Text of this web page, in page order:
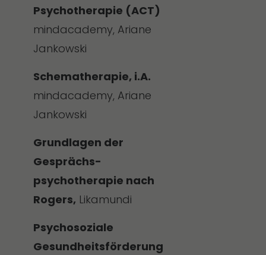
Psychotherapie (ACT)
mindacademy, Ariane
Jankowski
Schematherapie, i.A.
mindacademy, Ariane
Jankowski
Grundlagen der
Gesprächs-
psychotherapie nach
Rogers, Likamundi
Psychosoziale
Gesundheitsförderung